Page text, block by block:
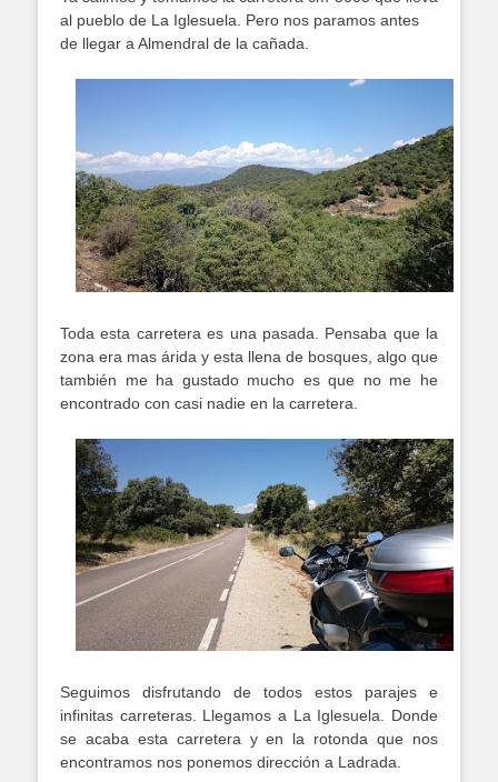
al pueblo de La Iglesuela. Pero nos paramos antes
de llegar a Almendral de la cañada.
Toda esta carretera es una pasada. Pensaba que la
zona era mas árida y esta llena de bosques, algo que
también me ha gustado mucho es que no me he
encontrado con casi nadie en la carretera.
Seguimos disfrutando de todos estos parajes e
infinitas carreteras. Llegamos a La Iglesuela. Donde
se acaba esta carretera y en la rotonda que nos
encontramos nos ponemos dirección a Ladrada.